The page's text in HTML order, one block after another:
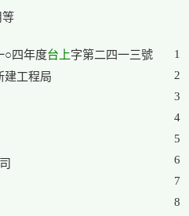
等
○四年度台上 字第二四一三號
工程局
1
2
3
4
5
6
7
8